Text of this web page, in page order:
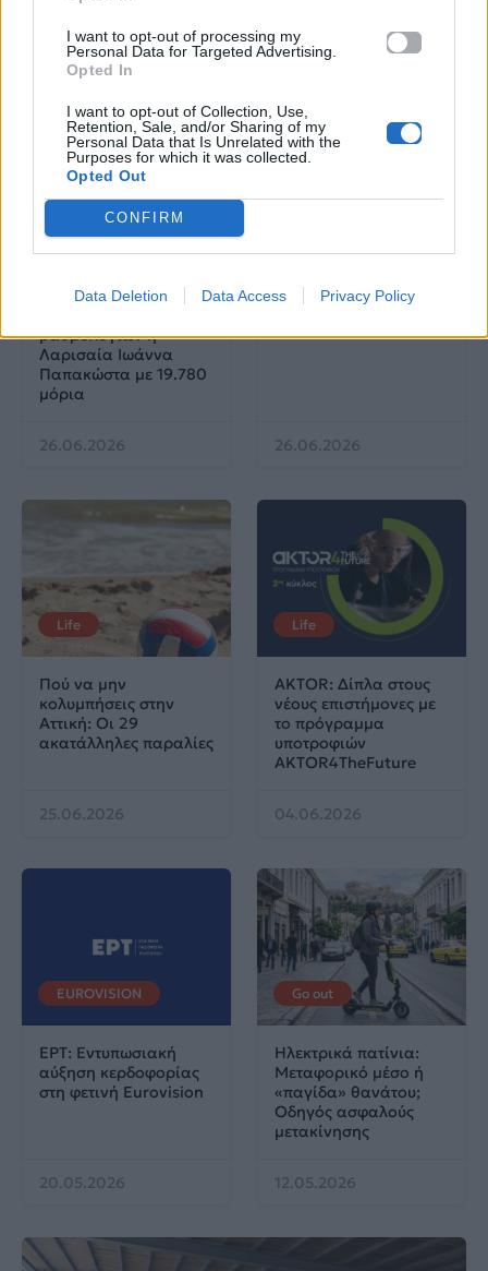
I want to opt-out of processing my
Personal Data for Targeted Advertising.
Opted In
I want to opt-out of Collection, Use,
Retention, Sale, and/or Sharing of my
Personal Data that Is Unrelated with the
Purposes for which it was collected.
Opted Out
CONFIRM
Data Deletion Data Access Privacy Policy
04.07.2026 02.07.2026
News
Πανελλαδικές 2026:
βαθμολογιών η
Λαρισαία Ιωάννα
Παπακώστα με 19.780
μόρια
26.06.2026
Μία κάρτα για όλες τις
26.06.2026
Life
Πού να μην
κολυμπήσεις στην
Αττική: Οι 29
ακατάλληλες παραλίες
25.06.2026
Life
AKTOR: Δίπλα στους
νέους επιστήμονες με
το πρόγραμμα
υποτροφιών
AKTOR4TheFuture
04.06.2026
EUROVISION
ΕΡΤ: Εντυπωσιακή
αύξηση κερδοφορίας
στη φετινή Eurovision
20.05.2026
Go out
Ηλεκτρικά πατίνια:
Μεταφορικό μέσο ή
«παγίδα» θανάτου;
Οδηγός ασφαλούς
μετακίνησης
12.05.2026